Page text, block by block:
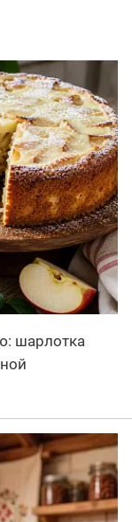
шарлотка